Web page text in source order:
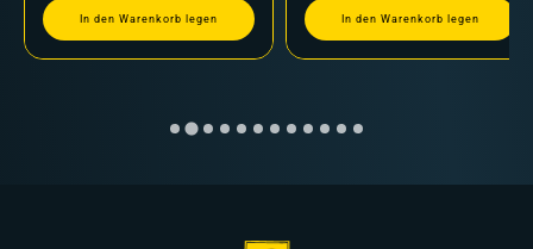
In den Warenkorb legen In den Warenkorb legen